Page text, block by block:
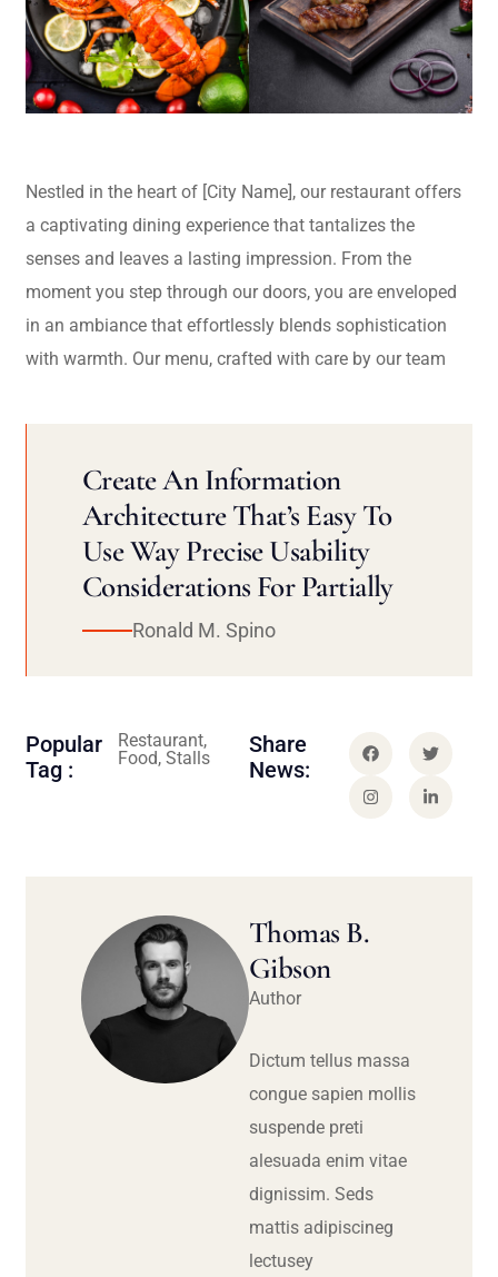
Nestled in the heart of [City Name], our restaurant offers
a captivating dining experience that tantalizes the
senses and leaves a lasting impression. From the
moment you step through our doors, you are enveloped
in an ambiance that effortlessly blends sophistication
with warmth. Our menu, crafted with care by our team
Create An Information
Architecture That’s Easy To
Use Way Precise Usability
Considerations For Partially
Ronald M. Spino
Popular
Tag :
Restaurant,
Food, Stalls
Share
News:
Thomas B.
Gibson
Author
Dictum tellus massa
congue sapien mollis
suspende preti
alesuada enim vitae
dignissim. Seds
mattis adipiscineg
lectusey